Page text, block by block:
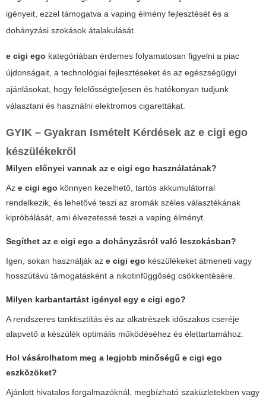
igényeit, ezzel támogatva a vaping élmény fejlesztését és a
dohányzási szokások átalakulását.
e cigi ego kategóriában érdemes folyamatosan figyelni a piac
újdonságait, a technológiai fejlesztéseket és az egészségügyi
ajánlásokat, hogy felelősségteljesen és hatékonyan tudjunk
választani és használni elektromos cigarettákat.
GYIK – Gyakran Ismételt Kérdések az e cigi ego
készülékekről
Milyen előnyei vannak az e cigi ego használatának?
Az e cigi ego könnyen kezelhető, tartós akkumulátorral
rendelkezik, és lehetővé teszi az aromák széles választékának
kipróbálását, ami élvezetessé teszi a vaping élményt.
Segíthet az e cigi ego a dohányzásról való leszokásban?
Igen, sokan használják az e cigi ego készülékeket átmeneti vagy
hosszútávú támogatásként a nikotinfüggőség csökkentésére.
Milyen karbantartást igényel egy e cigi ego?
A rendszeres tanktisztítás és az alkatrészek időszakos cseréje
alapvető a készülék optimális működéséhez és élettartamához.
Hol vásárolhatom meg a legjobb minőségű e cigi ego
eszközöket?
Ajánlott hivatalos forgalmazóknál, megbízható szaküzletekben vagy